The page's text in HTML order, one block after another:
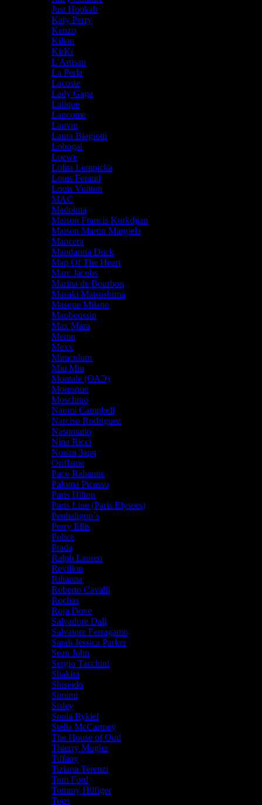
Just Hookah
Katy Perry
Kenzo
Kilian
KirKi
L'Artisan
La Perla
Lacoste
Lady Gaga
Lalique
Lancome
Lanvin
Laura Biagiotti
Lobogal
Loewe
Lolita Lempicka
Louis Feraud
Louis Vuitton
MAC
Madonna
Maison Francis Kurkdjian
Maison Martin Margiela
Mancera
Mandarina Duck
Map Of The Heart
Marc Jacobs
Marina de Bourbon
Masaki Matsushima
Masque Milano
Mauboussin
Max Mara
Memo
Mexx
Miraculum
Miu Miu
Montale (ОАЭ)
Moresque
Moschino
Naomi Campbell
Narciso Rodriguez
Nasomatto
Nina Ricci
Nовая Заря
Oriflame
Paco Rabanne
Paloma Picasso
Paris Hilton
Paris Line (Paris Elysees)
Penhaligon`s
Perry Ellis
Police
Prada
Ralph Lauren
Revillon
Rihanna
Roberto Cavalli
Rochas
Roja Dove
Salvadore Dali
Salvatore Ferragamo
Sarah Jessica Parker
Sean John
Sergio Tacchini
Shakira
Shiseido
Simimi
Sisley
Sonia Rykiel
Stella McCartney
The House of Oud
Thierry Mugler
Tiffany
Tiziana Terenzi
Tom Ford
Tommy Hilfiger
Tous